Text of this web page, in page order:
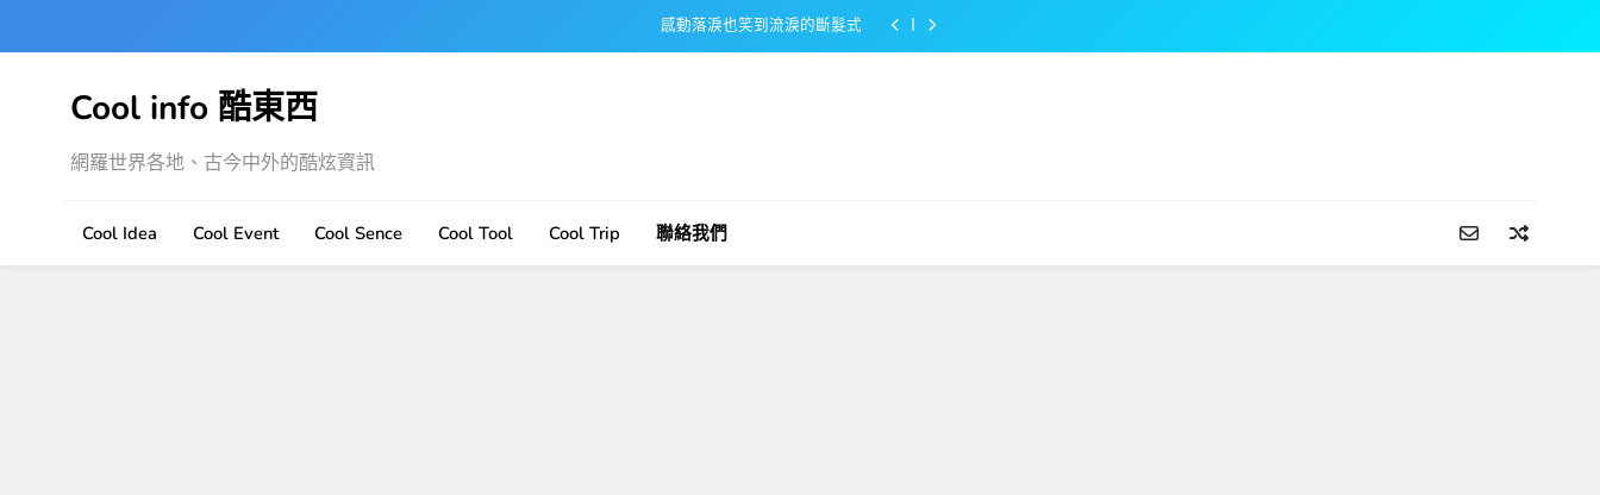
感動落淚也笑到流淚的斷髮式
感動落淚也笑到流淚的斷髮式
Cool info 酷東西
網羅世界各地、古今中外的酷炫資訊
Cool Idea Cool Event Cool Sence Cool Tool Cool Trip 聯絡我們